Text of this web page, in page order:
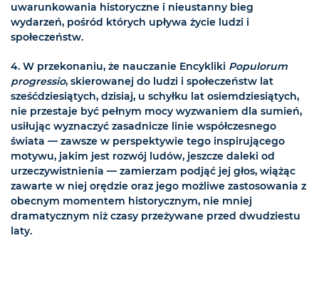
uwarunkowania historyczne i nieustanny bieg
wydarzeń, pośród których upływa życie ludzi i
społeczeństw.
4. W przekonaniu, że nauczanie Encykliki Populorum
progressio, skierowanej do ludzi i społeczeństw lat
sześćdziesiątych, dzisiaj, u schyłku lat osiemdziesiątych,
nie przestaje być pełnym mocy wyzwaniem dla sumień,
usiłując wyznaczyć zasadnicze linie współczesnego
świata — zawsze w perspektywie tego inspirującego
motywu, jakim jest rozwój ludów, jeszcze daleki od
urzeczywistnienia — zamierzam podjąć jej głos, wiążąc
zawarte w niej orędzie oraz jego możliwe zastosowania z
obecnym momentem historycznym, nie mniej
dramatycznym niż czasy przeżywane przed dwudziestu
laty.